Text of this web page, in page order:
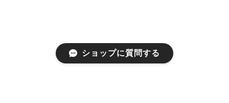
ショップに質問する